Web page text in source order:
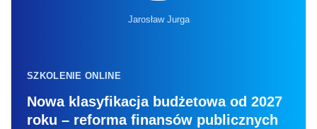
Jarosław Jurga
SZKOLENIE ONLINE
Nowa klasyfikacja budżetowa od 2027
roku – reforma finansów publicznych